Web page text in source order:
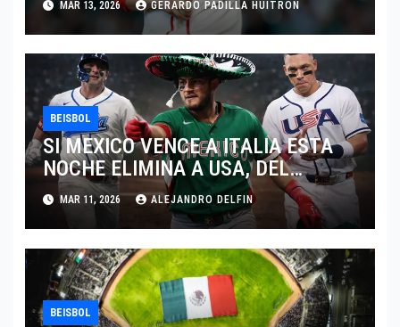
MAR 13, 2026 GERARDO PADILLA HUITRON
BEISBOL
SI MEXICO VENCE A ITALIA ESTA
NOCHE ELIMINA A USA, DEL
MUNDIAL DE BEISBOL 2026
MAR 11, 2026 ALEJANDRO DELFIN
BEISBOL